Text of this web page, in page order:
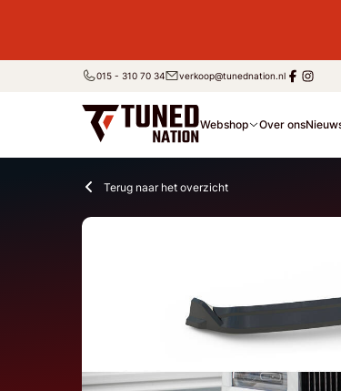
015 - 310 70 34 verkoop@tunednation.nl
Webshop Over ons
Terug naar het overzicht